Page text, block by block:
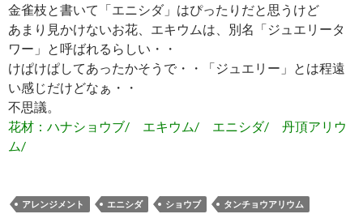
金雀枝と書いて「エニシダ」はぴったりだと思うけど
あまり見かけないお花、エキウムは、別名「ジュエリータ
ワー」と呼ばれるらしい・・
けぱけぱしてあったかそうで・・「ジュエリー」とは程遠
い感じだけどなぁ・・
不思議。
花材：ハナショウブ/ エキウム/ エニシダ/ 丹頂アリウ
ム/
アレンジメント エニシダ ショウブ タンチョウアリウム